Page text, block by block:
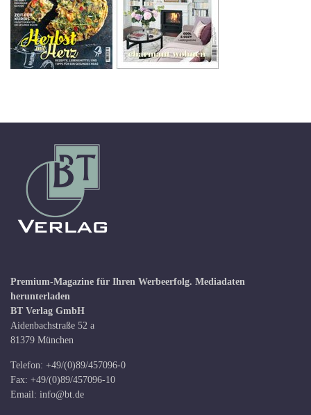
Premium-Magazine für Ihren Werbeerfolg. Mediadaten
herunterladen
BT Verlag GmbH
Aidenbachstraße 52 a
81379 München
Telefon: +49/(0)89/457096-0
Fax: +49/(0)89/457096-10
Email: info@bt.de